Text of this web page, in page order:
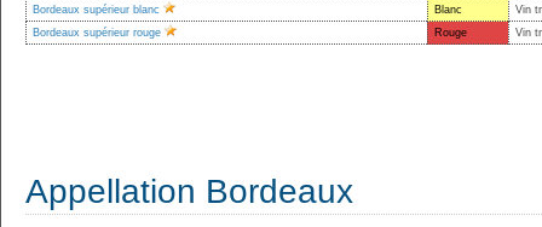
Bordeaux supérieur blanc
Blanc
Vin
Bordeaux supérieur rouge
Rouge Vin
Appellation Bordeaux